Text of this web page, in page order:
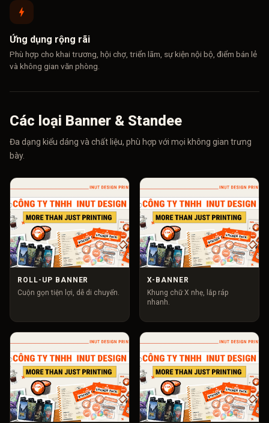
Ứng dụng rộng rãi
Phù hợp cho khai trương, hội chợ, triển lãm, sự kiện nội bộ, điểm bán lẻ
và không gian văn phòng.
Các loại Banner & Standee
Đa dạng kiểu dáng và chất liệu, phù hợp với mọi không gian trưng
bày.
ROLL-UP BANNER
Cuộn gọn tiện lợi, dễ di chuyển.
X-BANNER
Khung chữ X nhẹ, lắp ráp
nhanh.